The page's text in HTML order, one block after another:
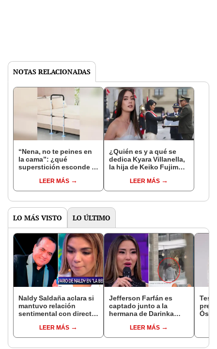
NOTAS RELACIONADAS
“Nena, no te peines en
la cama”: ¿qué
superstición esconde la
Enanitos Verdes?
LEER MÁS
¿Quién es y a qué se
dedica Kyara Villanella,
la hija de Keiko Fujimori
nivel nacional?
LEER MÁS
LO MÁS VISTO LO ÚLTIMO
Naldy Saldaña aclara si
mantuvo relación
sentimental con director
denunciarlo por
tocamientos: “Me
LEER MÁS
Jefferson Farfán es
captado junto a la
hermana de Darinka
Kanashiro trabajaba: “Él
tiene sus…”
LEER MÁS